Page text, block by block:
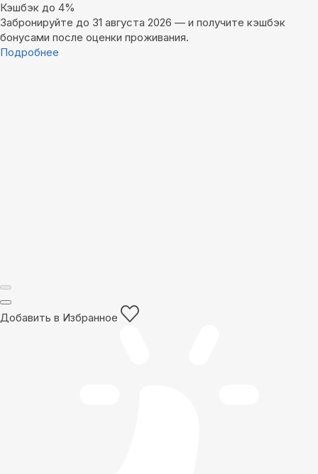
Кэшбэк до 4%
Забронируйте до 31 августа 2026 — и получите кэшбэк
бонусами после оценки проживания.
Подробнее
Добавить в Избранное